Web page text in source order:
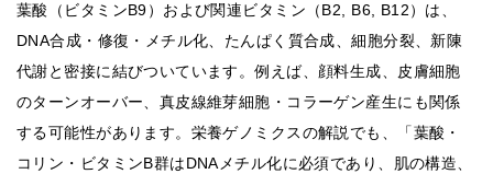
葉酸（ビタミンB9）および関連ビタミン（B2, B6, B12）は、
DNA合成・修復・メチル化、たんぱく質合成、細胞分裂、新陳
代謝と密接に結びついています。例えば、顔料生成、皮膚細胞
のターンオーバー、真皮線維芽細胞・コラーゲン産生にも関係
する可能性があります。栄養ゲノミクスの解説でも、「葉酸・
コリン・ビタミンB群はDNAメチル化に必須であり、肌の構造、